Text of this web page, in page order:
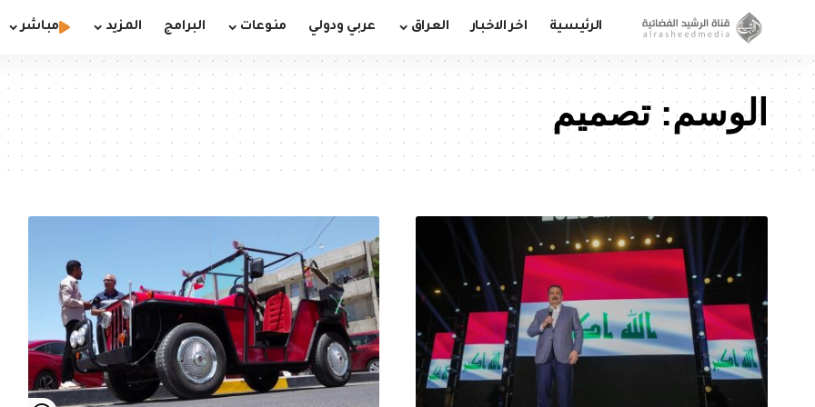
الرئيسية اخر الاخبار العراق عربي ودولي منوعات البرامج المزيد مباشر
الوسم:تصميم